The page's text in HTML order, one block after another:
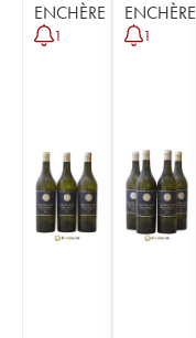
ENCHÈRE
1
ENCHÈRE
1